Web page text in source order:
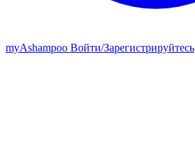
myAshampoo Войти/Зарегистрируйтесь